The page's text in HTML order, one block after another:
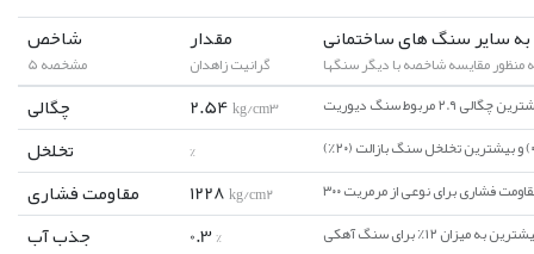
شاخص
5 مشخصه
مقدار
گرانیت زاهدان
سایر سنگ های ساختمانی
منظور مقایسه شاخصه با دیگر سنگها
چگالی 2.54kg/cm3
تخلخل %
مقاومت فشاری 1228kg/cm2
جذب آب 0.3%